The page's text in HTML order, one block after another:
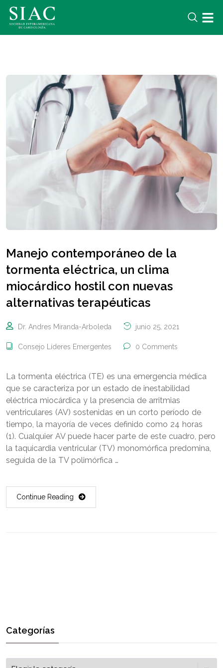
Manejo contemporáneo de la
tormenta eléctrica, un clima
miocárdico hostil con nuevas
alternativas terapéuticas
Dr. Andres Miranda-Arboleda junio 25, 2021
Consejo Líderes Emergentes 0 Comments
La tormenta eléctrica (TE) es una emergencia médica
que se caracteriza por un estado de inestabilidad
eléctrica miocárdica y la presencia de arritmias
ventriculares (AV) sostenidas en un corto período de
tiempo, la mayoría de veces definido como 24 horas
(1). Cualquier AV puede hacer parte de este cuadro, pero
la taquicardia ventricular (TV) monomórfica predomina,
seguida de la TV polimórfica …
Continue Reading
Categorías